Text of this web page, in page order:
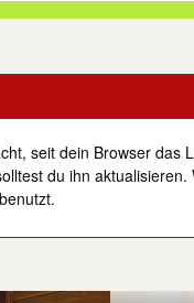
seit dein Browser das
du ihn